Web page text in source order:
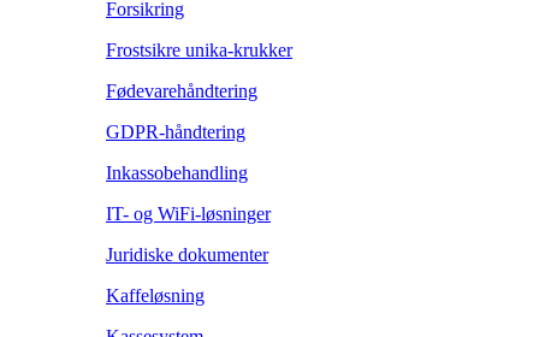
Forsikring
Frostsikre unika-krukker
Fødevarehåndtering
GDPR-håndtering
Inkassobehandling
IT- og WiFi-løsninger
Juridiske dokumenter
Kaffeløsning